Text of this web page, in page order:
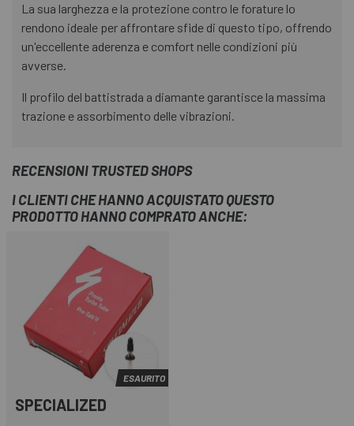
La sua larghezza e la protezione contro le forature lo
rendono ideale per affrontare sfide di questo tipo, offrendo
un'eccellente aderenza e comfort nelle condizioni più
avverse.
Il profilo del battistrada a diamante garantisce la massima
trazione e assorbimento delle vibrazioni.
RECENSIONI TRUSTED SHOPS
I CLIENTI CHE HANNO ACQUISTATO QUESTO
PRODOTTO HANNO COMPRATO ANCHE:
ESAURITO
SPECIALIZED